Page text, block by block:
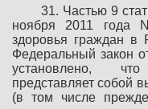
31. Частью 9
ноября 2011 года
здоровья граждан в
Федеральный закон
установлено,
представляет собой
(в том числе